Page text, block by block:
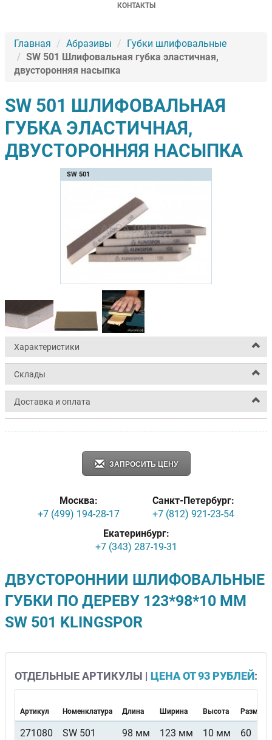
КОНТАКТЫ
Главная Абразивы
Губки шлифовальные
SW 501 Шлифовальная губка эластичная,
двусторонняя насыпка
SW 501 ШЛИФОВАЛЬНАЯ
ГУБКА ЭЛАСТИЧНАЯ,
ДВУСТОРОННЯЯ НАСЫПКА
SW 501
Характеристики
Склады
Доставка и оплата
ЗАПРОСИТЬ ЦЕНУ
Москва:
+7 (499) 194-28-17
Санкт-Петербург:
+7 (812) 921-23-54
Екатеринбург:
+7 (343) 287-19-31
ДВУСТОРОННИИ ШЛИФОВАЛЬНЫЕ
ГУБКИ ПО ДЕРЕВУ 123*98*10 ММ
SW 501 KLINGSPOR
ОТДЕЛЬНЫЕ АРТИКУЛЫ | ЦЕНА ОТ 93 РУБЛЕЙ:
Артикул Номенклатура Длина Ширина Высота Размер
271080 SW 501 98 мм 123 мм 10 мм
60